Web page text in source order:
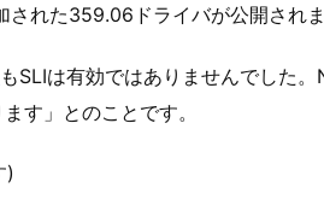
れた359.06ドライバが公開されま
もSLIは有効ではありませんでした
す」とのことです。
)